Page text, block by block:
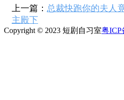
上一篇： 总裁快跑你的夫人
主殿下
Copyright © 2023 短剧自习室粤ICP